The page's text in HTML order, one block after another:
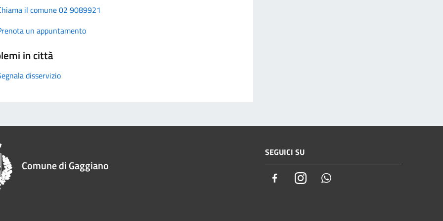
il comune 02 9089921
un appuntamento
in città
disservizio
Comune di Gaggiano
SEGUICI SU
FacebookInstagram